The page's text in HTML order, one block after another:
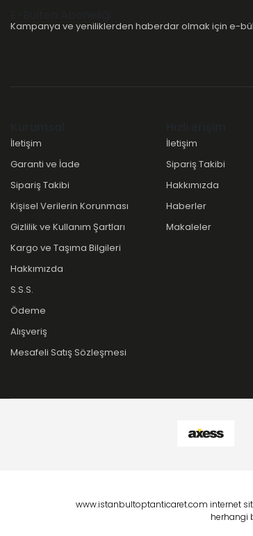
Kampanya ve yeniliklerden haberdar olmak için e-
İletişim
Garanti ve İade
Sipariş Takibi
Kişisel Verilerin Korunması
Gizlilik ve Kullanım Şartları
Kargo ve Taşıma Bilgileri
Hakkımızda
S.S.S.
Ödeme
Alışveriş
Mesafeli Satış Sözleşmesi
İletişim
Sipariş Takibi
Hakkımızda
Haberler
Makaleler
www.istanbultoptanticaret.com internet
herhangi